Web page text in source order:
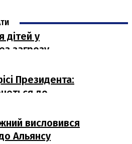
дітей у
загрозу
Президента:
до
висловився
Альянсу